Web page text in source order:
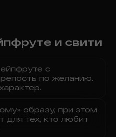
и свити
с
по желанию.
образу, при этом
для тех, кто любит